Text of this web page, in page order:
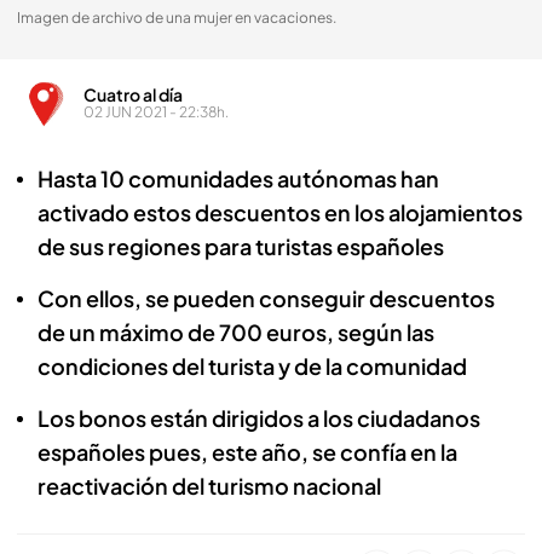
Imagen de archivo de una mujer en vacaciones.
Cuatro al día
02 JUN 2021 - 22:38h.
Hasta 10 comunidades autónomas han
activado estos descuentos en los alojamientos
de sus regiones para turistas españoles
Con ellos, se pueden conseguir descuentos
de un máximo de 700 euros, según las
condiciones del turista y de la comunidad
Los bonos están dirigidos a los ciudadanos
españoles pues, este año, se confía en la
reactivación del turismo nacional